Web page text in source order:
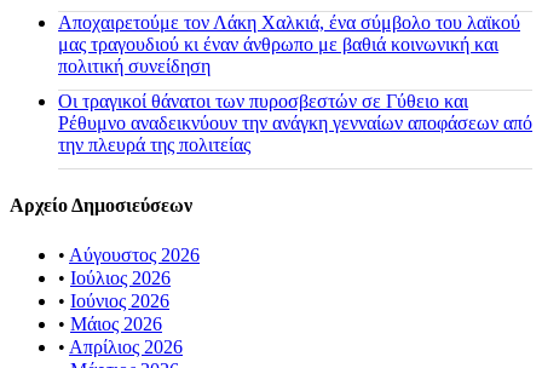
Αποχαιρετούμε τον Λάκη Χαλκιά, ένα σύμβολο του λαϊκού
μας τραγουδιού κι έναν άνθρωπο με βαθιά κοινωνική και
πολιτική συνείδηση
Οι τραγικοί θάνατοι των πυροσβεστών σε Γύθειο και
Ρέθυμνο αναδεικνύουν την ανάγκη γενναίων αποφάσεων από
την πλευρά της πολιτείας
Αρχείο Δημοσιεύσεων
• Αύγουστος 2026
• Ιούλιος 2026
• Ιούνιος 2026
• Μάιος 2026
• Απρίλιος 2026